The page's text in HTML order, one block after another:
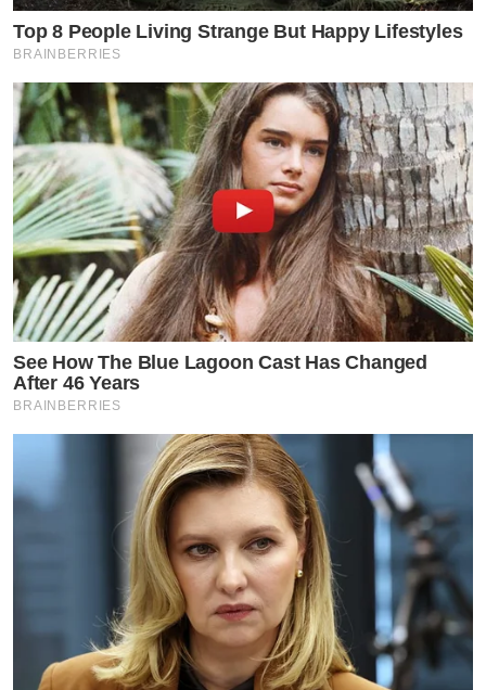
Top 8 People Living Strange But Happy Lifestyles
BRAINBERRIES
See How The Blue Lagoon Cast Has Changed
After 46 Years
BRAINBERRIES